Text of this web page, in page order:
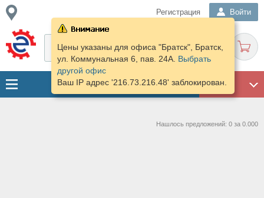
Регистрация Войти
ГАРАЖ
Цены указаны для офиса "Братск", Братск,
ул. Коммунальная 6, пав. 24А. Выбрать
другой офис
Ваш IP адрес '216.73.216.48' заблокирован.
Нашлось предложений: 0 за 0.000